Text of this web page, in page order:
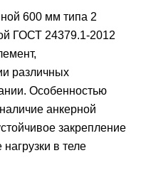
600 мм типа 2
ГОСТ 24379.1-2012
различных
Особенностью
анкерной
закрепление
в теле